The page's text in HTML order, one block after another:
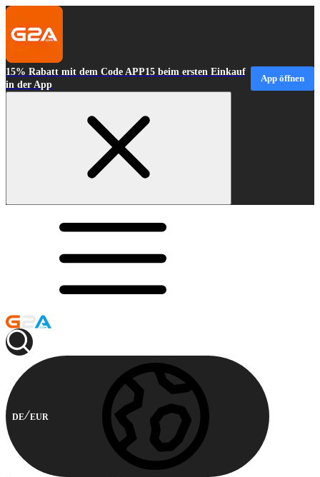
15% Rabatt mit dem Code APP15 beim ersten Einkauf
in der App
App öffnen
DE EUR